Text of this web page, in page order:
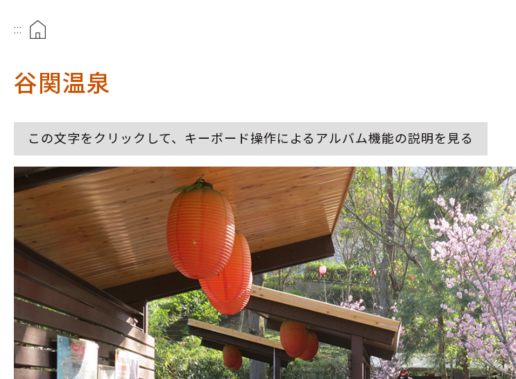
:::
谷関温泉
この文字をクリックして、キーボード操作によるアルバム機能の説明を見る